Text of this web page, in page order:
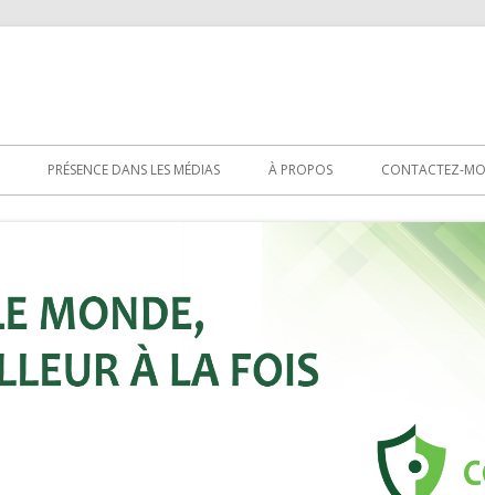
PRÉSENCE DANS LES MÉDIAS À PROPOS CONTACTEZ-